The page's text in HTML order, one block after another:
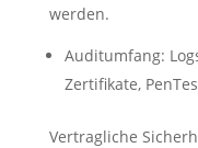
werden.
Auditumfang:
Zertifikate,
Vertragliche